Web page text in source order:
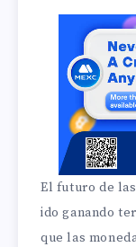
El futuro de
ido ganando
que las